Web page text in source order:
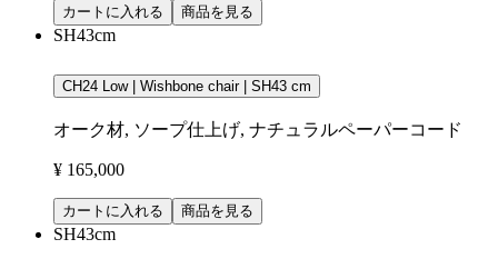
カートに入れる 商品を見る
SH43cm
CH24 Low | Wishbone chair | SH43 cm
オーク材, ソープ仕上げ, ナチュラルペーパーコード
¥ 165,000
カートに入れる 商品を見る
SH43cm